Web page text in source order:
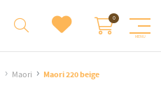
Maori Maori 220 beige